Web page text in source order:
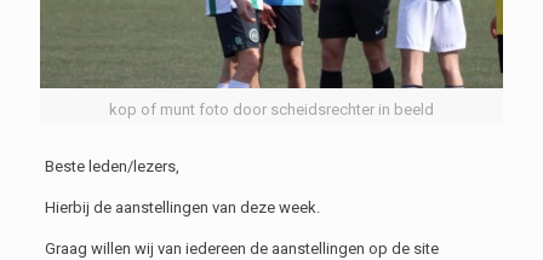
kop of munt foto door scheidsrechter in beeld
Beste leden/lezers,
Hierbij de aanstellingen van deze week.
Graag willen wij van iedereen de aanstellingen op de site